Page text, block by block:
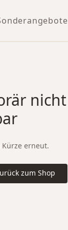
nicht
Kürze erneut.
zum Shop